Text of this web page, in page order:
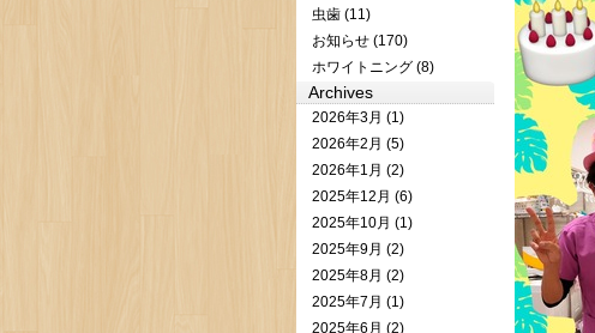
虫歯 (11)
お知らせ (170)
ホワイトニング (8)
Archives
2026年3月 (1)
2026年2月 (5)
2026年1月 (2)
2025年12月 (6)
2025年10月 (1)
2025年9月 (2)
2025年8月 (2)
2025年7月 (1)
2025年6月 (2)